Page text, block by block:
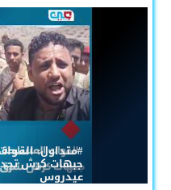
#متداول:
جبهات كرش
عيدروس